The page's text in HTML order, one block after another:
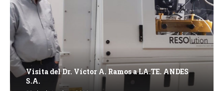
Visita del Dr. Víctor A. Ramos a LA.TE. ANDES
S.A.